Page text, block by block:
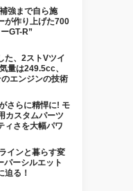
強まで自ら施
が作り上げた700
GT-R”
た、2ストVツイ
量は249.5cc、
エンジンの技術
さらに精悍に! モ
カスタムパーツ
ィさを大幅パワ
インと暮らす変
パーシルエット
迫る！